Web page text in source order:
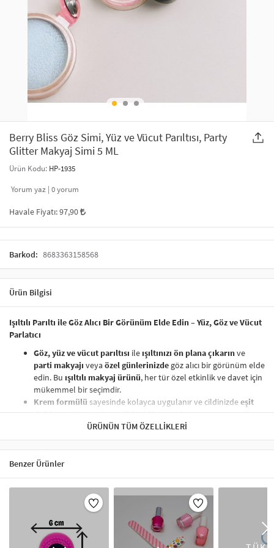
SAÇ AKSESUARLARI
GELİN / DÜĞÜN AKSESUARLARI
TELEFON ASKISI
MAKYAJ ÇANTASI
ŞAL VE FULAR
ODA KOKUSU VE MUM
PARTİ SÜSLERİ
YILBAŞI ÜRÜNLERİ
KULLAN AT TABAK BARDAK SETİ
Berry Bliss Göz Simi, Yüz ve Vücut Parıltısı, Party
Glitter Makyaj Simi 5 ML
Ürün Kodu: HP-1935
Yorum yaz | 0yorum
Havale Fiyatı:97,90
Barkod: 8683363158568
Ürün Bilgisi
Işıltılı Parıltı ile Göz Alıcı Bir Görünüm Elde Edin – Yüz, Göz ve Vücut
Parlatıcı
Göz, yüz ve vücut parıltısı ile ışıltınızı ön plana çıkarınve
parti makyajı veya özel günlerinizde göz alıcı bir görünüm elde
edin. Bu ışıltılı makyaj ürünü, her tür özel etkinlik ve davet için
mükemmel bir seçimdir.
Krem formülü sayesinde kolayca uygulanır ve cildinizdeeşit
dağılımsağlar, böylececiltle mükemmel uyumgösterir.Cilt
formülü, cildinizin doğal ışıltısını ortaya çıkarırken,
makyajınızdadaha pürüzsüz bir görünümsunar.
Tekli ambalajıilepratik kullanımsunar; ihtiyacınız olan
miktarı kolayca alabilirsiniz
ambalaj, seyahat dostu olup, makyaj çantanızda kolayca
taşınabilir.
Işıltılı görünümüyle dikkat çekici bir parlaklık
makyajla uyumlu ışıltı sağlar.Yüz parlatıcı
vücut ışıltısıolarak kullanılabilir, böylecemakyajınızı
tamamlayan son dokunuşu sağlar.
ÜRÜNÜN TÜM ÖZELLIKLERI
Benzer Ürünler